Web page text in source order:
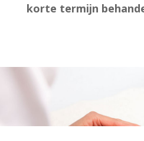
korte termijn